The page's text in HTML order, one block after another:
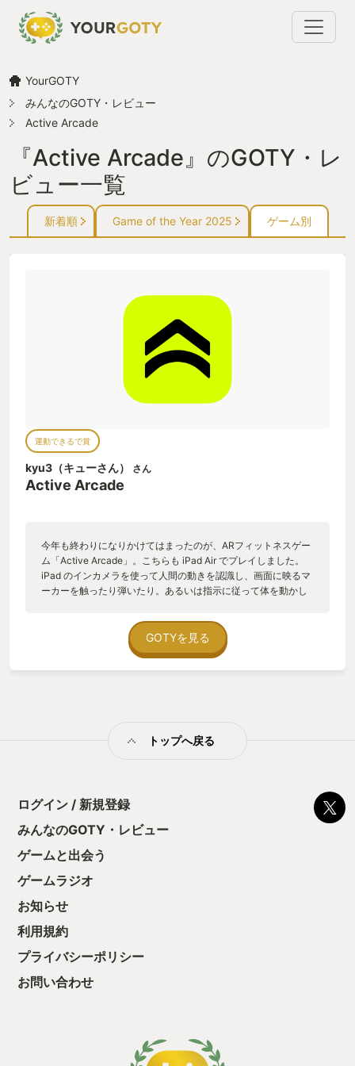
YourGOTY
みんなのGOTY・レビュー
Active Arcade
『Active Arcade』のGOTY・レ
ビュー一覧
新着順 Game of the Year 2025 ゲーム別
運動できるで賞
kyu3（キューさん） さん
Active Arcade
今年も終わりになりかけてはまったのが、ARフィットネスゲー
ム「‎Active Arcade」。こちらも iPad Air でプレイしました。
iPad のインカメラを使って人間の動きを認識し、画面に映るマ
ーカーを触ったり弾いたり。あるいは指示に従って体を動かし
ムをクリアしたり。様々な体を動かすゲームが13種類（※. 2021
年12月時点）用意されており、自宅で手軽に運動できます。 加
えてプレイ中の様子は動画で撮影されるので、それを保存し
https://kyu3.blog.jp/2021-12-13_9804171.html
GOTYを見る
トップへ戻る
ログイン / 新規登録
みんなのGOTY・レビュー
ゲームと出会う
ゲームラジオ
お知らせ
利用規約
プライバシーポリシー
お問い合わせ